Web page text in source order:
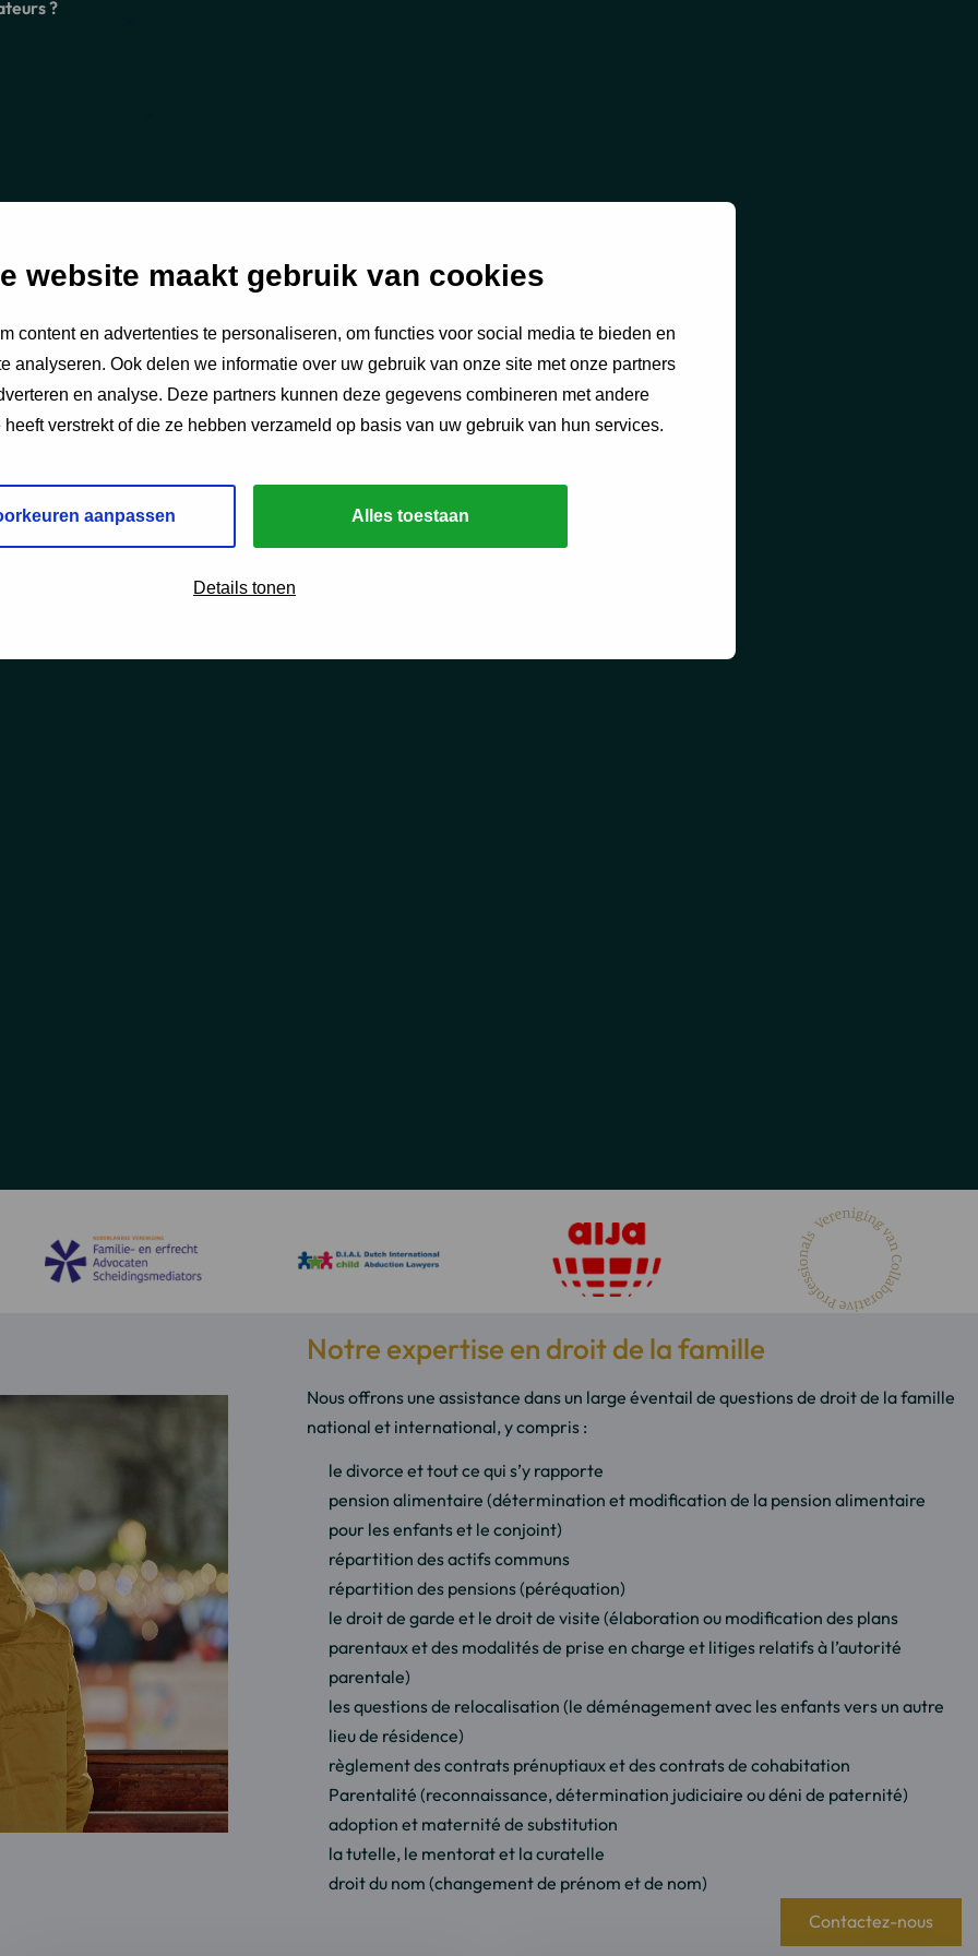
website maakt gebruik van cookies
content en advertenties te personaliseren, om functies voor social media te bieden en
analyseren. Ook delen we informatie over uw gebruik van onze site met onze partners
en analyse. Deze partners kunnen deze gegevens combineren met andere
verstrekt of die ze hebben verzameld op basis van uw gebruik van hun services.
aanpassen Alles toestaan
Details tonen
?
Notre expertise en droit de la famille
Nous offrons une assistance dans un large éventail de questions de droit de la famille
national et international, y compris :
le divorce et tout ce qui s’y rapporte
pension alimentaire (détermination et modification de la pension alimentaire
pour les enfants et le conjoint)
répartition des actifs communs
répartition des pensions (péréquation)
le droit de garde et le droit de visite (élaboration ou modification des plans
parentaux et des modalités de prise en charge et litiges relatifs à l’autorité
parentale)
les questions de relocalisation (le déménagement avec les enfants vers un autre
lieu de résidence)
règlement des contrats prénuptiaux et des contrats de cohabitation
Parentalité (reconnaissance, détermination judiciaire ou déni de paternité)
adoption et maternité de substitution
la tutelle, le mentorat et la curatelle
droit du nom (changement de prénom et de nom)
Contactez-nous